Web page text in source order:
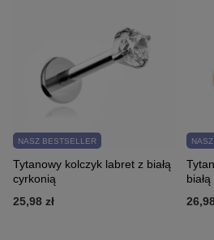
NASZ BESTSELLER
Tytanowy kolczyk labret z białą
cyrkonią
25,98 zł